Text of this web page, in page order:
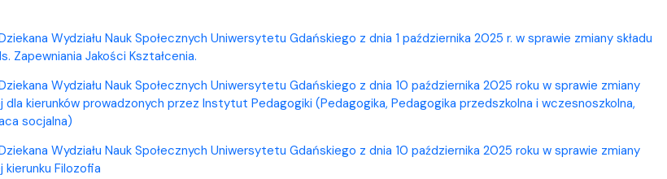
Wydziału Nauk Społecznych Uniwersytetu Gdańskiego z dnia 1 października 2025 r. w sprawie zmiany składu
Zapewniania Jakości Kształcenia.
Wydziału Nauk Społecznych Uniwersytetu Gdańskiego z dnia 10 października 2025 roku w sprawie zmiany
dla kierunków prowadzonych przez Instytut Pedagogiki (Pedagogika, Pedagogika przedszkolna i wczesnoszkolna,
socjalna)
Wydziału Nauk Społecznych Uniwersytetu Gdańskiego z dnia 10 października 2025 roku w sprawie zmiany
kierunku Filozofia